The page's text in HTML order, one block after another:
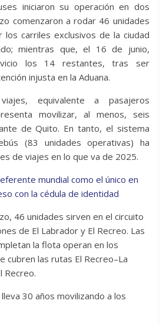
iniciaron su operación en dos
comenzaron a rodar 46 unidades
los carriles exclusivos de la ciudad
mientras que, el 16 de junio,
los 14 restantes, tras ser
injusta en la Aduana.
equivalente a pasajeros
movilizar, al menos, seis
de Quito. En tanto, el sistema
(83 unidades operativas) ha
de viajes en lo que va de 2025.
mundial como el único en
con la cédula de identidad
46 unidades sirven en el circuito
de El Labrador y El Recreo. Las
la flota operan en los
cubren las rutas El Recreo–La
Recreo.
30 años movilizando a los